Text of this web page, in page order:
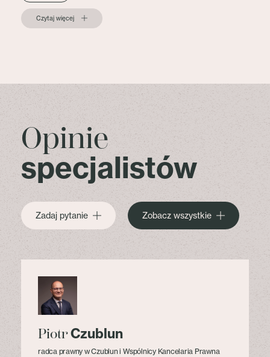
Czytaj więcej
Opinie
specjalistów
Zadaj pytanie Zobacz wszystkie
PiotrCzublun
radca prawny w Czublun i Wspólnicy Kancelaria Prawna